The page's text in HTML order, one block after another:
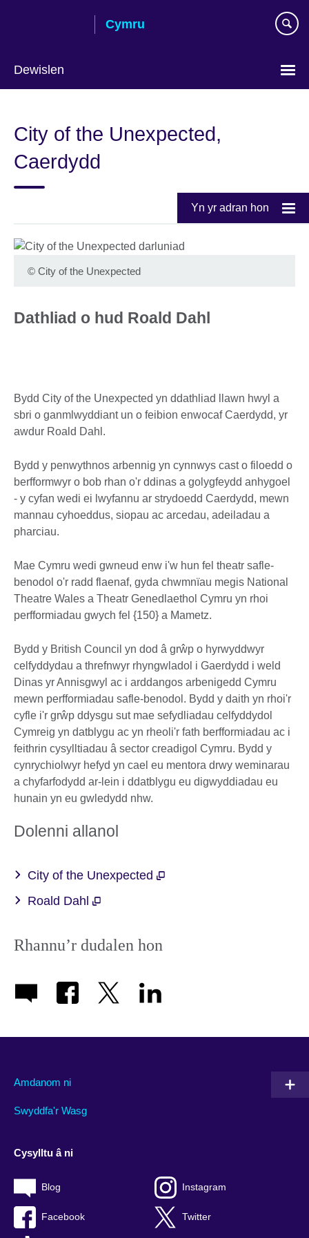
Cymru
Dewislen
language
City of the Unexpected,
Caerdydd
Yn yr adran hon
© City of the Unexpected
Dathliad o hud Roald Dahl
Bydd City of the Unexpected yn ddathliad llawn hwyl a
sbri o ganmlwyddiant un o feibion enwocaf Caerdydd, yr
awdur Roald Dahl.
Bydd y penwythnos arbennig yn cynnwys cast o filoedd o
berfformwyr o bob rhan o'r ddinas a golygfeydd anhygoel
- y cyfan wedi ei lwyfannu ar strydoedd Caerdydd, mewn
mannau cyhoeddus, siopau ac arcedau, adeiladau a
pharciau.
Mae Cymru wedi gwneud enw i'w hun fel theatr safle-
benodol o'r radd flaenaf, gyda chwmnïau megis National
Theatre Wales a Theatr Genedlaethol Cymru yn rhoi
perfformiadau gwych fel {150} a Mametz.
Bydd y British Council yn dod â grŵp o hyrwyddwyr
celfyddydau a threfnwyr rhyngwladol i Gaerdydd i weld
Dinas yr Annisgwyl ac i arddangos arbenigedd Cymru
mewn perfformiadau safle-benodol. Bydd y daith yn rhoi'r
cyfle i'r grŵp ddysgu sut mae sefydliadau celfyddydol
Cymreig yn datblygu ac yn rheoli'r fath berfformiadau ac i
feithrin cysylltiadau â sector creadigol Cymru. Bydd y
cynrychiolwyr hefyd yn cael eu mentora drwy weminarau
a chyfarfodydd ar-lein i ddatblygu eu digwyddiadau eu
hunain yn eu gwledydd nhw.
Dolenni allanol
City of the Unexpected
Roald Dahl
Rhannu’r dudalen hon
Amdanom ni
Swyddfa'r Wasg
Cysylltu â ni
Blog Instagram
Facebook Twitter